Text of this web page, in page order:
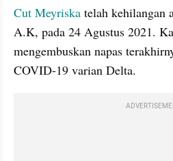
Cut Meyriska telah kehilangan
A.K, pada 24 Agustus 2021.
mengembuskan napas
COVID-19 varian Delta.